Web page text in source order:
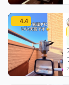
たまおのココナ
4.4